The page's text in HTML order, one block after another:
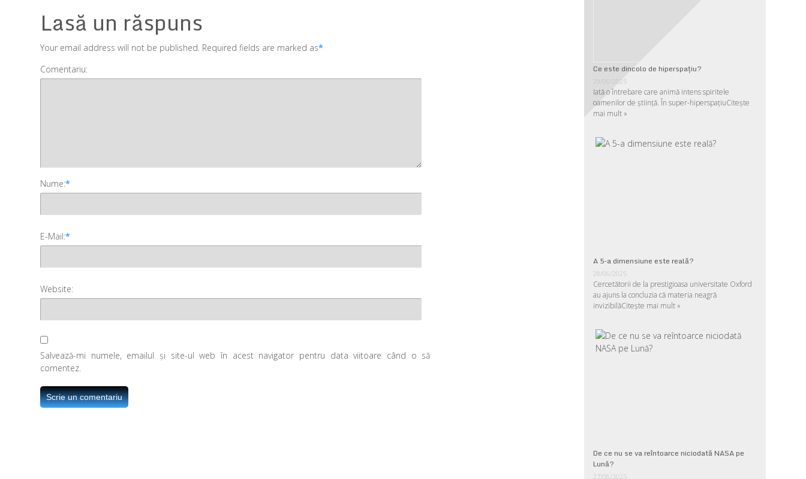
Lasă un răspuns
Your email address will not be published. Required fields are marked as*
Comentariu:
Nume:*
E-Mail:*
Website:
Salvează-mi numele, emailul și site-ul web în acest navigator pentru data viitoare când o să
comentez.
Ce este dincolo de hiperspaţiu?
29/06/2025
Iată o întrebare care animă intens spiritele
oamenilor de ştiinţă. În super-hiperspaţiuCitește
mai mult »
A 5-a dimensiune este reală?
28/06/2025
Cercetătorii de la prestigioasa universitate Oxford
au ajuns la concluzia că materia neagră
invizibilăCitește mai mult »
De ce nu se va reîntoarce niciodată NASA pe
Lună?
27/06/2025